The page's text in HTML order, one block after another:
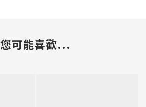
您可能喜歡...